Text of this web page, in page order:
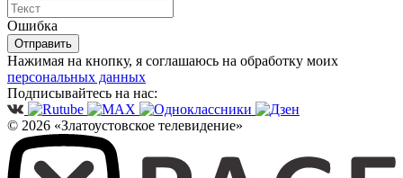
Ошибка
Отправить
Нажимая на кнопку, я соглашаюсь на обработку моих
персональных данных
Подписывайтесь на нас:
© 2026 «Златоустовское телевидение»